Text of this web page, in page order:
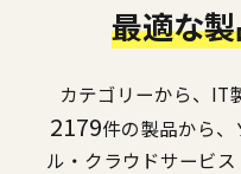
最適な
カテゴリーから、IT
2179件の製品から
ル・クラウドサービス